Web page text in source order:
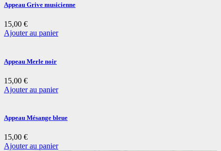
Appeau Grive musicienne
15,00 €
Ajouter au panier
Appeau Merle noir
15,00 €
Ajouter au panier
Appeau Mésange bleue
15,00 €
Ajouter au panier